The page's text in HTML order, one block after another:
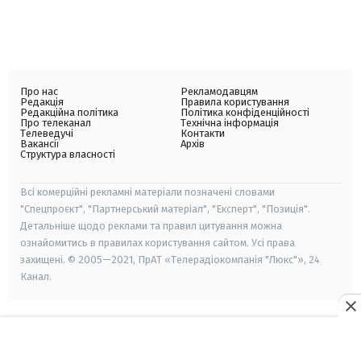
Про нас
Редакція
Редакційна політика
Про телеканал
Телеведучі
Вакансії
Структура власності
Рекламодавцям
Правила користування
Політика конфіденційності
Технічна інформація
Контакти
Архів
Всі комерційні рекламні матеріали позначені словами
"Спецпроєкт", "Партнерський матеріал", "Експерт", "Позиція".
Детальніше щодо реклами та правил цитування можна
ознайомитись в правилах користування сайтом. Усі права
захищені. © 2005—2021, ПрАТ «Телерадіокомпанія "Люкс"», 24
Канал.